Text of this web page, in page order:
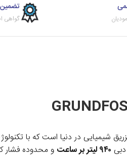
تضمین
گواهی
شیمیایی در دنیا است که با
۹۴۰ لیتر بر ساعت و محدوده فشار